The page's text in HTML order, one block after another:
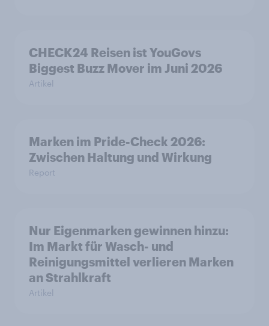
CHECK24 Reisen ist YouGovs
Biggest Buzz Mover im Juni 2026
Artikel
Marken im Pride-Check 2026:
Zwischen Haltung und Wirkung
Report
Nur Eigenmarken gewinnen hinzu:
Im Markt für Wasch- und
Reinigungsmittel verlieren Marken
an Strahlkraft
Artikel